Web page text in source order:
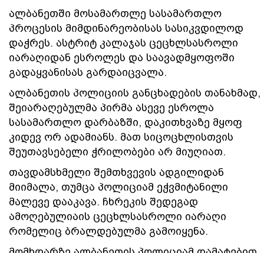
ალბანეთში მოსამართლე სასამართლო
პროცესის მიმდინარეობისას სასიკვდილოდ
დაჭრეს. ასტრიტ კალაჯას ცეცხლსასროლი
იარაღიდან ესროლეს და საავადმყოფოში
გადაყვანისას გარდაიცვალა.
ალბანეთის პოლიციის განცხადების თანახმად,
შეიარაღებულმა პირმა ასევე ესროლა
სასამართლო დარბაზში, დაკითხვაზე მყოფ
კიდევ ორ ადამიანს. მათ სიცოცხლისთვის
შეუთავსებელი ჭრილობები არ მიუღიათ.
თავდამსხმელი შემთხვევის ადგილიდან
მიიმალა, თუმცა პოლიციამ ეჭვმიტანილი
მალევე დააკავა. ჩხრეკის შედეგად
ამოღებულიაის ცეცხლსასროლი იარაღი
რომელიც ბრალდებულმა გამოიყენა.